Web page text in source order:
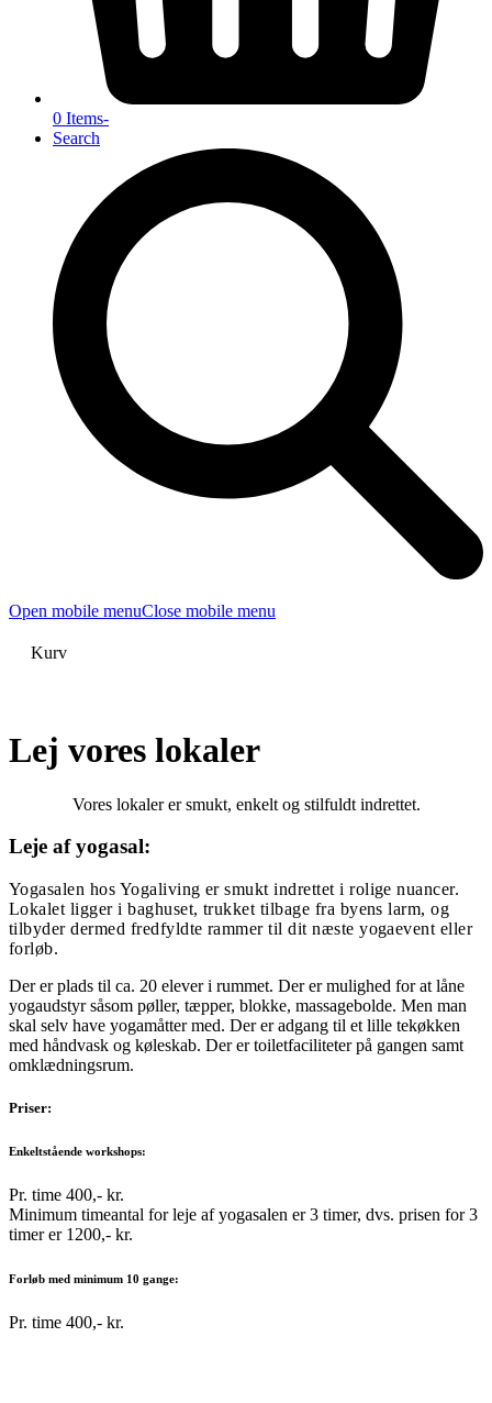
0 Items-
Search
Open mobile menuClose mobile menu
Kurv
Lej vores lokaler
Vores lokaler er smukt, enkelt og stilfuldt indrettet.
Leje af yogasal:
Yogasalen hos Yogaliving er smukt indrettet i rolige nuancer.
Lokalet ligger i baghuset, trukket tilbage fra byens larm, og
tilbyder dermed fredfyldte rammer til dit næste yogaevent eller
forløb.
Der er plads til ca. 20 elever i rummet. Der er mulighed for at låne
yogaudstyr såsom pøller, tæpper, blokke, massagebolde. Men man
skal selv have yogamåtter med. Der er adgang til et lille tekøkken
med håndvask og køleskab. Der er toiletfaciliteter på gangen samt
omklædningsrum.
Priser:
Enkeltstående workshops:
Pr. time 400,- kr.
Minimum timeantal for leje af yogasalen er 3 timer, dvs. prisen for 3
timer er 1200,- kr.
Forløb med minimum 10 gange:
Pr. time 400,- kr.